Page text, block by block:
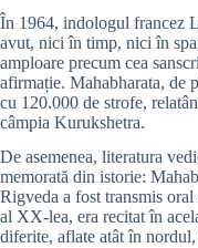
În 1964, indologul francez
avut, nici în timp, nici în
amploare precum cea
afirmație. Mahabharata, de
cu 120.000 de strofe,
câmpia Kurukshetra.
De asemenea, literatura
memorată din istorie:
Rigveda a fost transmis
al XX-lea, era recitat în
diferite, aflate atât în